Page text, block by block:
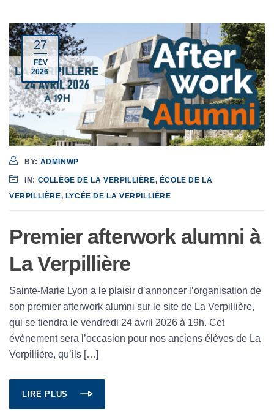
27
FÉV
2026
BY: ADMINWP
IN: COLLÈGE DE LA VERPILLIÈRE, ÉCOLE DE LA
VERPILLIÈRE, LYCÉE DE LA VERPILLIÈRE
Premier afterwork alumni à
La Verpillière
Sainte-Marie Lyon a le plaisir d’annoncer l’organisation de
son premier afterwork alumni sur le site de La Verpillière,
qui se tiendra le vendredi 24 avril 2026 à 19h. Cet
événement sera l’occasion pour nos anciens élèves de La
Verpillière, qu’ils […]
LIRE PLUS